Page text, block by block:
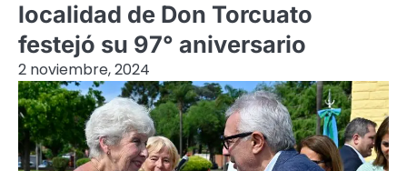
localidad de Don Torcuato
festejó su 97° aniversario
2 noviembre, 2024